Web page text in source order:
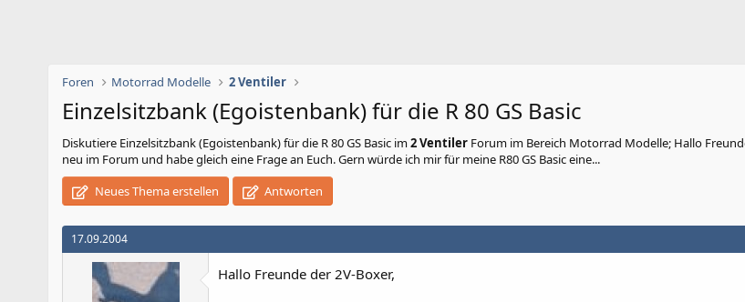
Foren Motorrad Modelle 2 Ventiler
Einzelsitzbank (Egoistenbank) für die R 80 GS Basic
Diskutiere Einzelsitzbank (Egoistenbank) für die R 80 GS Basic im2 Ventiler Forum im Bereich Motorrad Modelle; Hallo
neu im Forum und habe gleich eine Frage an Euch. Gern würde ich mir für meine R80 GS Basic eine...
Neues Thema erstellen
Antworten
17.09.2004
Hallo Freunde der 2V-Boxer,